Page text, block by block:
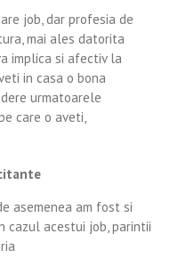
job, dar profesia de
mai ales datorita
implica si afectiv la
in casa o bona
urmatoarele
care o aveti,
asemenea am fost si
cazul acestui job, parintii